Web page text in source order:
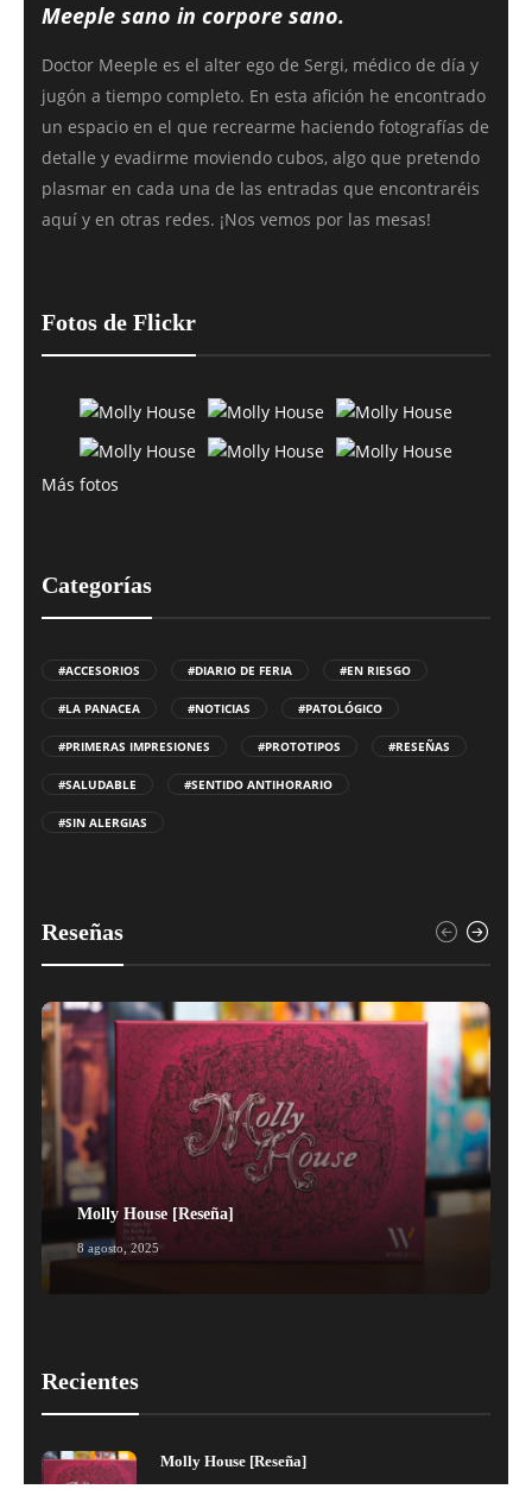
Meeple sano in corpore sano.
Doctor Meeple es el alter ego de Sergi, médico de día y
jugón a tiempo completo. En esta afición he encontrado
un espacio en el que recrearme haciendo fotografías de
detalle y evadirme moviendo cubos, algo que pretendo
plasmar en cada una de las entradas que encontraréis
aquí y en otras redes. ¡Nos vemos por las mesas!
Fotos de Flickr
Más fotos
Categorías
#ACCESORIOS #DIARIO DE FERIA #EN RIESGO
#LA PANACEA #NOTICIAS #PATOLÓGICO
#PRIMERAS IMPRESIONES #PROTOTIPOS #RESEÑAS
#SALUDABLE #SENTIDO ANTIHORARIO
#SIN ALERGIAS
Reseñas
Molly House [Reseña]
8 agosto, 2025
Recientes
Molly House [Reseña]